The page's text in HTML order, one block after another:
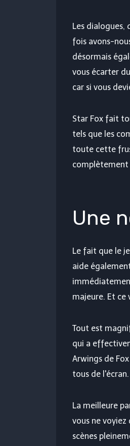
Les
fois avons-
désormais
vous écarter
car si vous
Star Fox fait
tels que les
toute cette
complètement
Une
Le fait que le
aide
majeure. Et ce
Tout est
qui a
Arwings de
tous de l'écran.
La meilleure
vous ne
scènes